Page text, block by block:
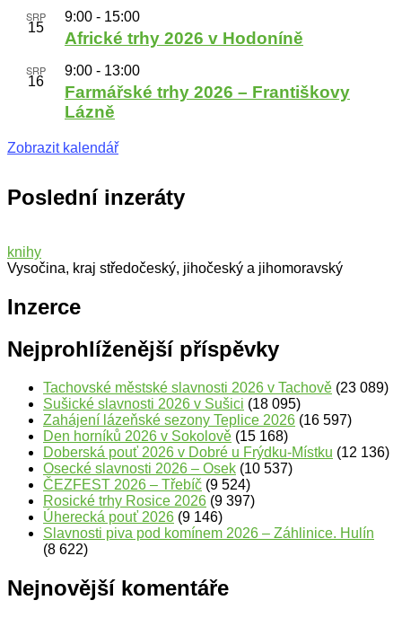
SRP
15
9:00 - 15:00
Africké trhy 2026 v Hodoníně
SRP
16
9:00 - 13:00
Farmářské trhy 2026 – Františkovy
Lázně
Zobrazit kalendář
Poslední inzeráty
knihy
Vysočina, kraj středočeský, jihočeský a jihomoravský
Inzerce
Nejprohlíženější příspěvky
Tachovské městské slavnosti 2026 v Tachově (23 089)
Sušické slavnosti 2026 v Sušici (18 095)
Zahájení lázeňské sezony Teplice 2026 (16 597)
Den horníků 2026 v Sokolově (15 168)
Doberská pouť 2026 v Dobré u Frýdku-Místku (12 136)
Osecké slavnosti 2026 – Osek (10 537)
ČEZFEST 2026 – Třebíč (9 524)
Rosické trhy Rosice 2026 (9 397)
Úherecká pouť 2026 (9 146)
Slavnosti piva pod komínem 2026 – Záhlinice. Hulín
(8 622)
Nejnovější komentáře